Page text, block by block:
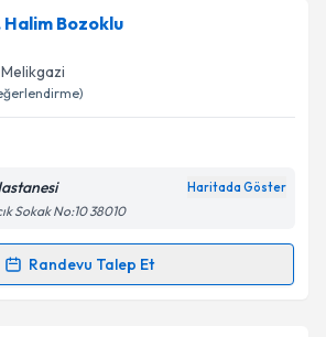
Halim Bozoklu
Haritada Göster
Sokak No:10 38010
Randevu Talep Et
Talebi